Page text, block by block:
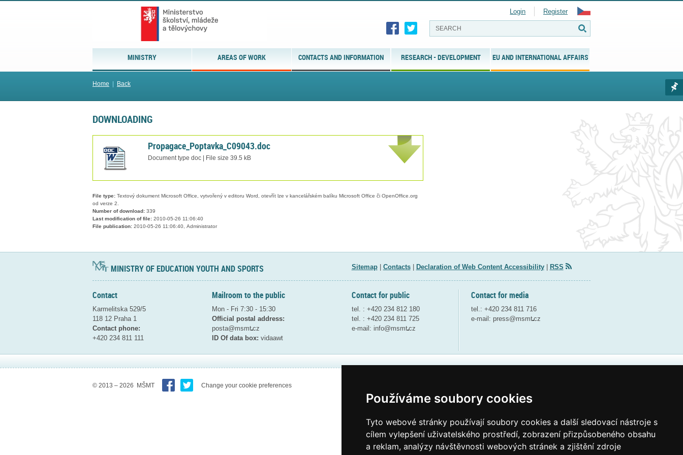
Používáme soubory cookies
Tyto webové stránky používají soubory cookies a další sledovací nástroje s
cílem vylepšení uživatelského prostředí, zobrazení přizpůsobeného obsahu
a reklam, analýzy návštěvnosti webových stránek a zjištění zdroje
MINISTRY AREAS OF WORK CONTACTS AND INFORMATION RESEARCH - DEVELOPMENT EU AND INTERNATIONAL AFFAIRS
Login Register
Home Back
DOWNLOADING
Propagace_Poptavka_C09043.doc
Document type doc | File size 39.5 kB
File type: Textový dokument Microsoft Office, vytvořený v editoru Word, otevřít lze v kancelářském balíku Microsoft Office či OpenOffice.org
od verze 2.
Number of download: 339
Last modification of file: 2010-05-26 11:06:40
File publication: 2010-05-26 11:06:40, Administrator
MINISTRY OF EDUCATION YOUTH AND SPORTS Sitemap| Contacts| Declaration of Web Content Accessibility| RSS
Contact
Karmelitska 529/5
118 12 Praha 1
Contact phone:
+420 234 811 111
Mailroom to the public
Mon - Fri 7:30 - 15:30
Official postal address:
posta@msmtcz
ID Of data box: vidaawt
Contact for media
tel.: +420 234 811 716
e-mail: press@msmtcz
Contact for public
tel. : +420 234 812 180
tel. : +420 234 811 725
e-mail: info@msmtcz
© 2013 – 2026 MŠMT Change your cookie preferences